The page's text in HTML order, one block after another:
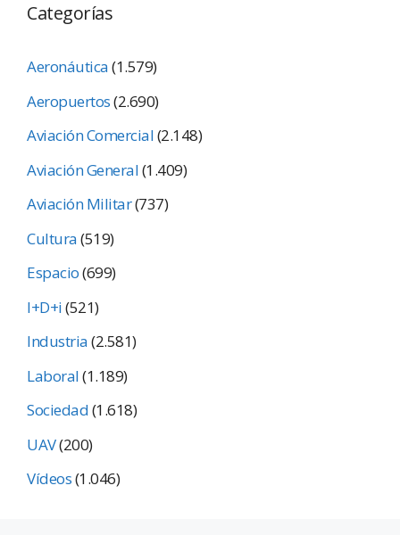
Categorías
Aeronáutica(1.579)
Aeropuertos(2.690)
Aviación Comercial(2.148)
Aviación General(1.409)
Aviación Militar(737)
Cultura(519)
Espacio(699)
I+D+i(521)
Industria(2.581)
Laboral(1.189)
Sociedad(1.618)
UAV(200)
Vídeos(1.046)